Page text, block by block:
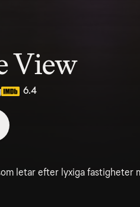
View
6.4
letar efter lyxiga fastigheter